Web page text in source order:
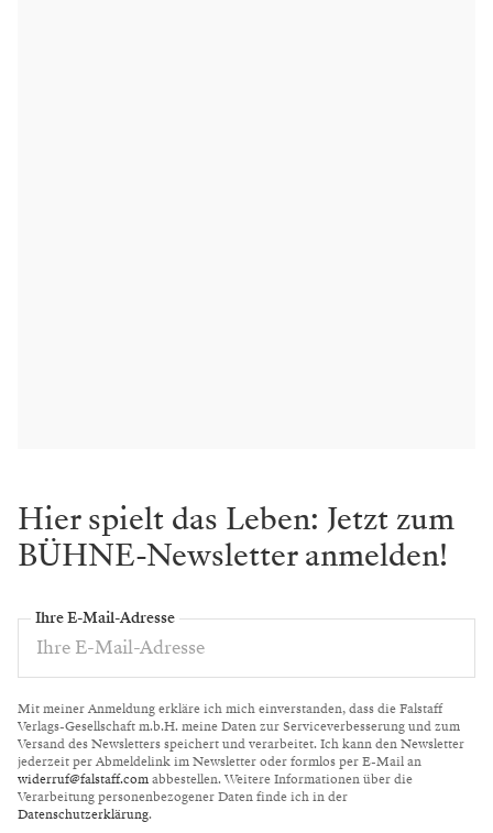
Hier spielt das Leben: Jetzt zum
BÜHNE-Newsletter anmelden!
Ihre E-Mail-Adresse
Mit meiner Anmeldung erkläre ich mich einverstanden, dass die Falstaff
Verlags-Gesellschaft m.b.H. meine Daten zur Serviceverbesserung und zum
Versand des Newsletters speichert und verarbeitet. Ich kann den Newsletter
jederzeit per Abmeldelink im Newsletter oder formlos per E-Mail an
widerruf@falstaff.comabbestellen. Weitere Informationen über die
Verarbeitung personenbezogener Daten finde ich in der
Datenschutzerklärung.